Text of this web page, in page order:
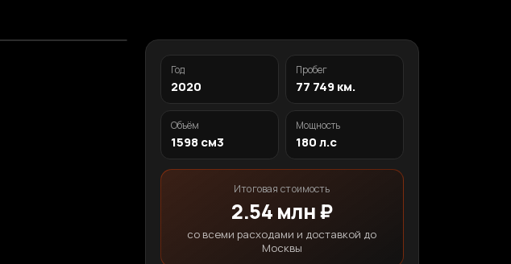
›
Год
2020
Пробег
77 749 км.
Объём
1598 см3
Мощность
180 л.с
Итоговая стоимость
2.54 млн ₽
со всеми расходами и доставкой до
Москвы